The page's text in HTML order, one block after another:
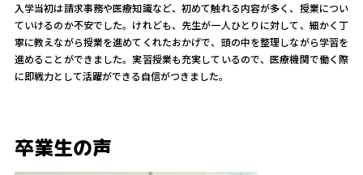
入学当初は請求事務や医療知識など、初めて触れる内容が多く、授業につい
ていけるのか不安でした。けれども、先生が一人ひとりに対して、細かく丁
寧に教えながら授業を進めてくれたおかげで、頭の中を整理しながら学習を
進めることができました。実習授業も充実しているので、医療機関で働く際
に即戦力として活躍ができる自信がつきました。
卒業生の声